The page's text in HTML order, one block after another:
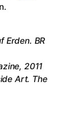
Erden. BR
2011
Art. The